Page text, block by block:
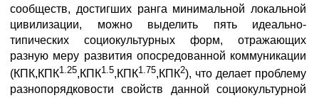
сообществ, достигших ранга минимальной локальной
цивилизации, можно выделить пять идеально-
типических социокультурных форм, отражающих
разную меру развития опосредованной коммуникации
(КПК,КПК1.25,КПК1.5,КПК1.75,КПК2), что делает проблему
разнопорядковости свойств данной социокультурной